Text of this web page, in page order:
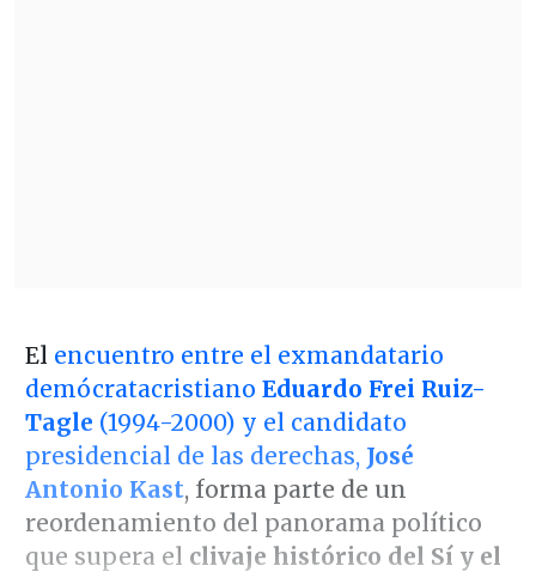
El encuentro entre el exmandatario
demócratacristiano Eduardo Frei Ruiz-
Tagle (1994-2000) y el candidato
presidencial de las derechas, José
Antonio Kast, forma parte de un
reordenamiento del panorama político
que supera el clivaje histórico del Sí y el